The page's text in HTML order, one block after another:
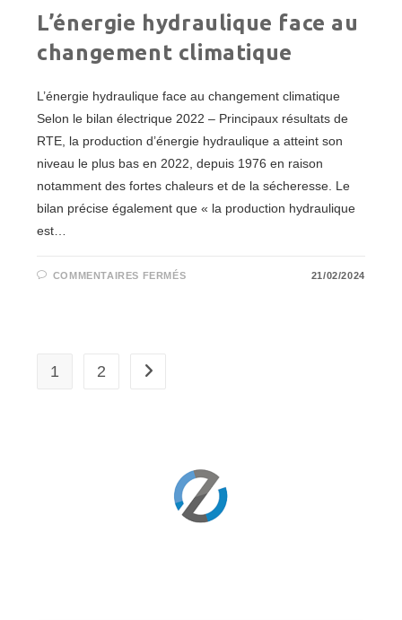
L’énergie hydraulique face au
changement climatique
L’énergie hydraulique face au changement climatique
Selon le bilan électrique 2022 – Principaux résultats de
RTE, la production d’énergie hydraulique a atteint son
niveau le plus bas en 2022, depuis 1976 en raison
notamment des fortes chaleurs et de la sécheresse. Le
bilan précise également que « la production hydraulique
est…
COMMENTAIRES FERMÉSSUR
21/02/2024
1 2 Aller à la page suivante